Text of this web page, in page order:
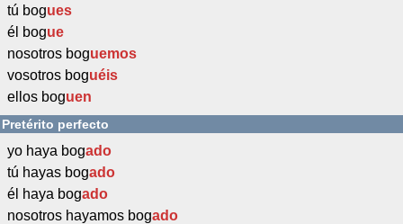
tú bogues
él bogue
nosotros boguemos
vosotros boguéis
ellos boguen
Pretérito perfecto
yo haya bogado
tú hayas bogado
él haya bogado
nosotros hayamos bogado